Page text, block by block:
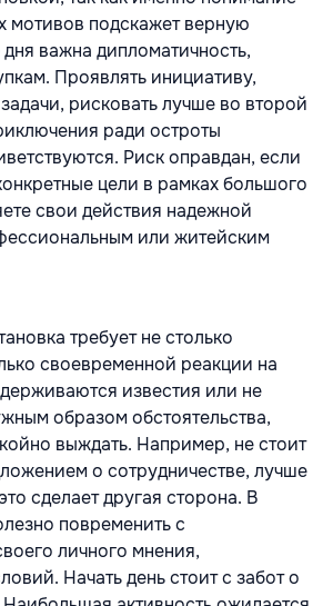
мотивов подскажет верную
дня важна дипломатичность,
Проявлять инициативу,
рисковать лучше во второй
ради остроты
Риск оправдан, если
цели в рамках большого
свои действия надежной
или житейским
требует не столько
своевременной реакции на
известия или не
образом обстоятельства,
выждать. Например, не стоит
о сотрудничестве, лучше
сделает другая сторона. В
повременить с
личного мнения,
Начать день стоит с забот о